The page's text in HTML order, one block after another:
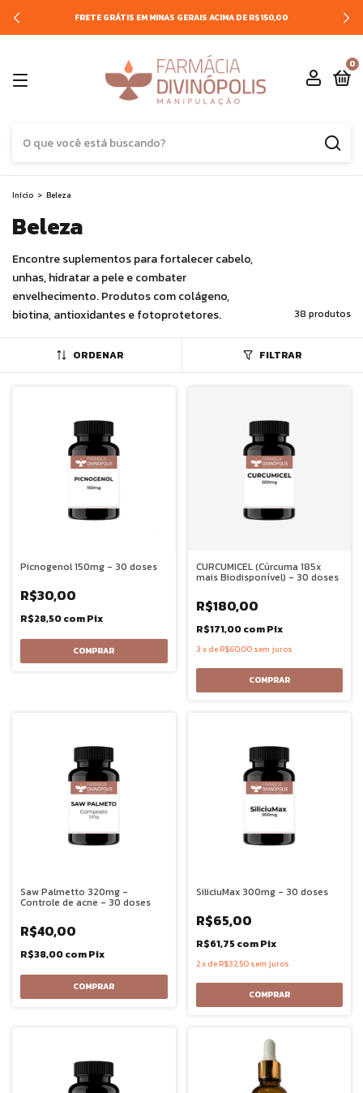
FRETE GRÁTIS EM MINAS GERAIS ACIMA DE R$150,00
0
Início > Beleza
Beleza
Encontre suplementos para fortalecer cabelo,
unhas, hidratar a pele e combater
envelhecimento. Produtos com colágeno,
biotina, antioxidantes e fotoprotetores.
38 produtos
ORDENAR FILTRAR
Picnogenol 150mg - 30 doses
R$30,00
R$28,50comPix
CURCUMICEL (Cúrcuma 185x
mais Biodisponível) - 30 doses
R$180,00
R$171,00comPix
3 x deR$60,00 sem juros
Saw Palmetto 320mg -
Controle de acne - 30 doses
R$40,00
R$38,00comPix
SiliciuMax 300mg - 30 doses
R$65,00
R$61,75comPix
2x deR$32,50 sem juros